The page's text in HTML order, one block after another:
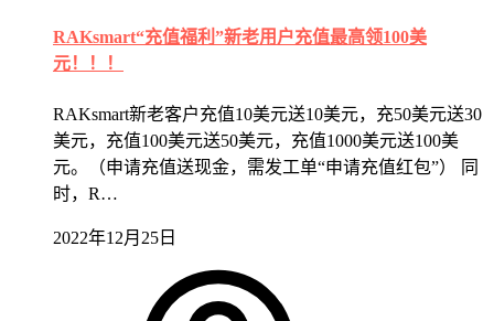
RAKsmart“充值福利”新老用户充值最高领100美
元！！！
RAKsmart新老客户充值10美元送10美元，充50美元送30
美元，充值100美元送50美元，充值1000美元送100美
元。（申请充值送现金，需发工单“申请充值红包”） 同
时，R…
2022年12月25日